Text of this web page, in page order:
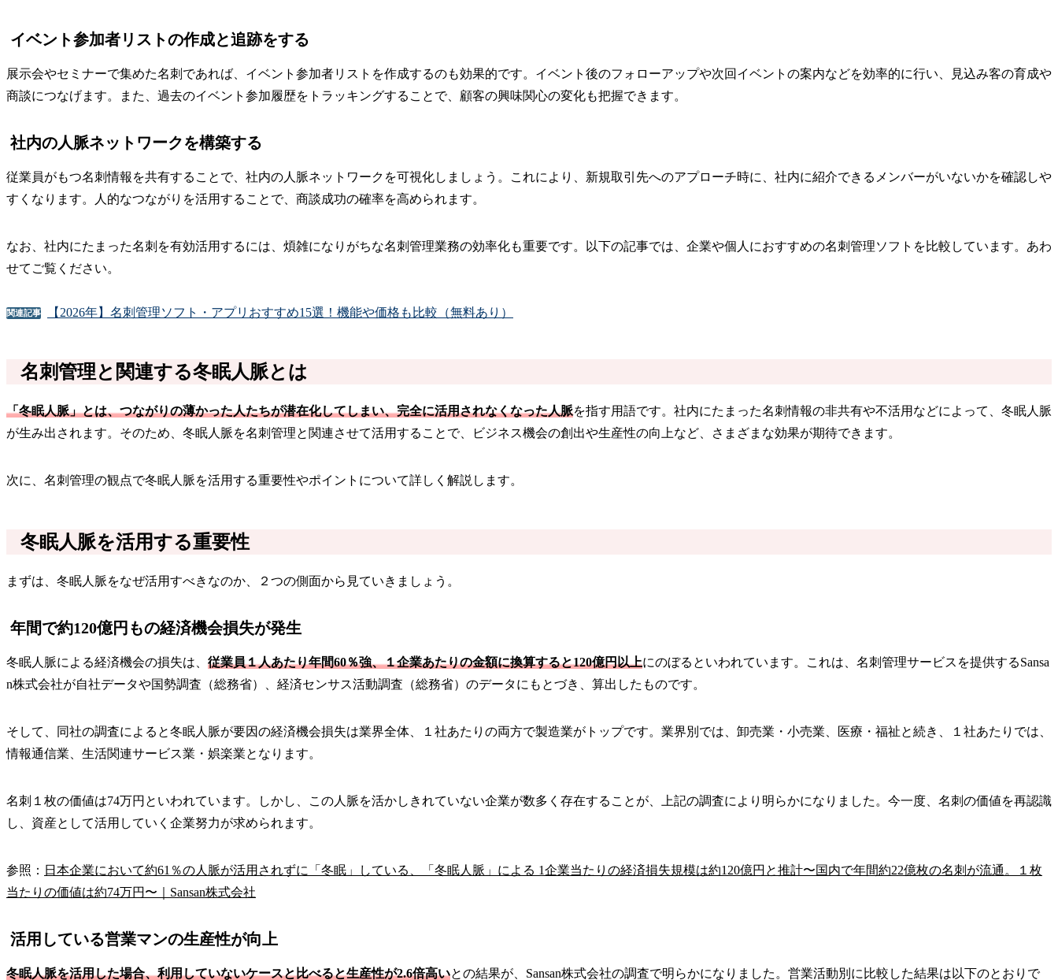
イベント参加者リストの作成と追跡をする
展示会やセミナーで集めた名刺であれば、イベント参加者リストを作成するのも効果的です。イベント後のフォローアップや次回イベントの案内などを効率的に行い、見込み客の育成や
商談につなげます。また、過去のイベント参加履歴をトラッキングすることで、顧客の興味関心の変化も把握できます。
社内の人脈ネットワークを構築する
従業員がもつ名刺情報を共有することで、社内の人脈ネットワークを可視化しましょう。これにより、新規取引先へのアプローチ時に、社内に紹介できるメンバーがいないかを確認しや
すくなります。人的なつながりを活用することで、商談成功の確率を高められます。
なお、社内にたまった名刺を有効活用するには、煩雑になりがちな名刺管理業務の効率化も重要です。以下の記事では、企業や個人におすすめの名刺管理ソフトを比較しています。あわ
せてご覧ください。
関連記事 【2026年】名刺管理ソフト・アプリおすすめ15選！機能や価格も比較（無料あり）
名刺管理と関連する冬眠人脈とは
「冬眠人脈」とは、つながりの薄かった人たちが潜在化してしまい、完全に活用されなくなった人脈を指す用語です。社内にたまった名刺情報の非共有や不活用などによって、冬眠人脈
が生み出されます。そのため、冬眠人脈を名刺管理と関連させて活用することで、ビジネス機会の創出や生産性の向上など、さまざまな効果が期待できます。
次に、名刺管理の観点で冬眠人脈を活用する重要性やポイントについて詳しく解説します。
冬眠人脈を活用する重要性
まずは、冬眠人脈をなぜ活用すべきなのか、２つの側面から見ていきましょう。
年間で約120億円もの経済機会損失が発生
冬眠人脈による経済機会の損失は、 従業員１人あたり年間60％強、１企業あたりの金額に換算すると120億円以上にのぼるといわれています。これは、名刺管理サービスを提供するSansa
n株式会社が自社データや国勢調査（総務省）、経済センサス活動調査（総務省）のデータにもとづき、算出したものです。
そして、同社の調査によると冬眠人脈が要因の経済機会損失は業界全体、１社あたりの両方で製造業がトップです。業界別では、卸売業・小売業、医療・福祉と続き、１社あたりでは、
情報通信業、生活関連サービス業・娯楽業となります。
名刺１枚の価値は74万円といわれています。しかし、この人脈を活かしきれていない企業が数多く存在することが、上記の調査により明らかになりました。今一度、名刺の価値を再認識
し、資産として活用していく企業努力が求められます。
参照： 日本企業において約61％の人脈が活用されずに「冬眠」している、「冬眠人脈」による 1企業当たりの経済損失規模は約120億円と推計〜国内で年間約22億枚の名刺が流通。１枚
当たりの価値は約74万円〜｜Sansan株式会社
活用している営業マンの生産性が向上
冬眠人脈を活用した場合、利用していないケースと比べると生産性が2.6倍高いとの結果が、Sansan株式会社の調査で明らかになりました。営業活動別に比較した結果は以下のとおりで